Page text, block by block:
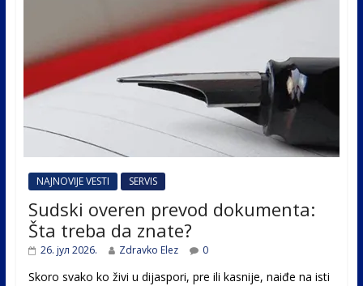
NAJNOVIJE VESTI SERVIS
Sudski overen prevod dokumenta:
Šta treba da znate?
26. јул 2026. Zdravko Elez 0
Skoro svako ko živi u dijaspori, pre ili kasnije, naiđe na isti